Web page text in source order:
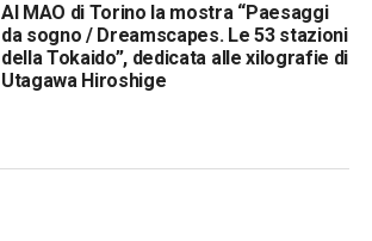
Al MAO di Torino la mostra “Paesaggi
da sogno / Dreamscapes. Le 53 stazioni
della Tokaido”, dedicata alle xilografie di
Utagawa Hiroshige